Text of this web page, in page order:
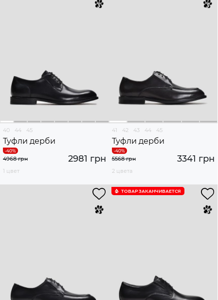
40 44 45
Туфли дерби
2981 грн
4968 грн
1 цвет
41 42 43 44 45
Туфли дерби
3341 грн
5568 грн
2 цвета
ТОВАР ЗАКАНЧИВАЕТСЯ